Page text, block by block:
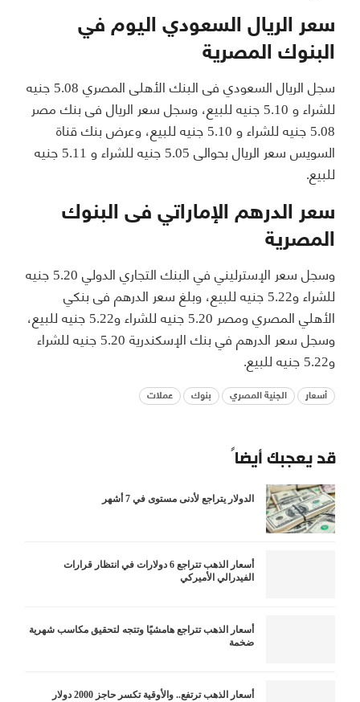
سعر الريال السعودي اليوم في
البنوك المصرية
سجل الريال السعودي فى البنك الأهلى المصري 5.08 جنيه
للشراء و 5.10 جنيه للبيع، وسجل سعر الريال فى بنك مصر
5.08 جنيه للشراء و 5.10 جنيه للبيع، وعرض بنك قناة
السويس سعر الريال بحوالى 5.05 جنيه للشراء و 5.11 جنيه
للبيع.
سعر الدرهم الإماراتي فى البنوك
المصرية
وسجل سعر الإسترليني في البنك التجاري الدولي 5.20 جنيه
للشراء و5.22 جنيه للبيع، وبلغ سعر الدرهم فى بنكي
الأهلي المصري ومصر 5.20 جنيه للشراء و5.22 جنيه للبيع،
وسجل سعر الدرهم في بنك الإسكندرية 5.20 جنيه للشراء
و5.22 جنيه للبيع.
أسعار الجنية المصري بنوك عملات
قد يعجبك أيضاً
الدولار يتراجع لأدنى مستوى في 7 أشهر
أسعار الذهب تتراجع 6 دولارات في انتظار قرارات
الفيدرالي الأميركي
أسعار الذهب تتراجع هامشيًا وتتجه لتحقيق مكاسب شهرية
ضخمة
أسعار الذهب ترتفع.. والأوقية تكسر حاجز 2000 دولار